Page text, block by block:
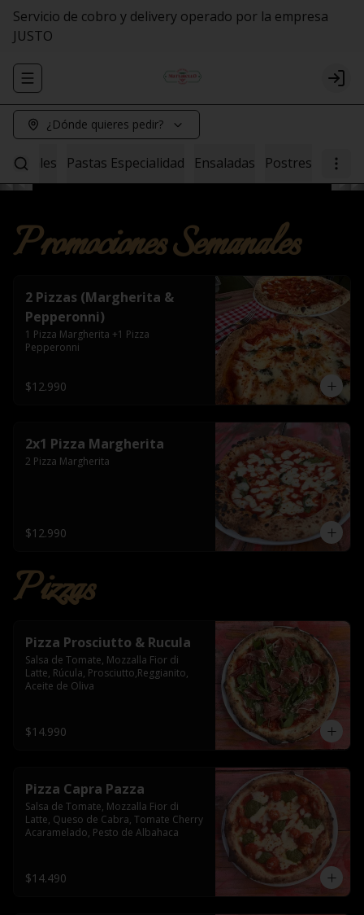
Servicio de cobro y delivery operado por la empresa
JUSTO
Abrir menu de navegación Login
¿Dónde quieres pedir?
Pastas Especialidad Ensaladas Postres
Promociones Semanales
2 Pizzas (Margherita &
Pepperonni)
1 Pizza Margherita +1 Pizza
Pepperonni
$12.990
2x1 Pizza Margherita
2 Pizza Margherita
$12.990
Pizzas
Pizza Prosciutto & Rucula
Salsa de Tomate, Mozzalla Fior di
Latte, Rúcula, Prosciutto,Reggianito,
Aceite de Oliva
$14.990
Pizza Capra Pazza
Salsa de Tomate, Mozzalla Fior di
Latte, Queso de Cabra, Tomate Cherry
Acaramelado, Pesto de Albahaca
$14.490